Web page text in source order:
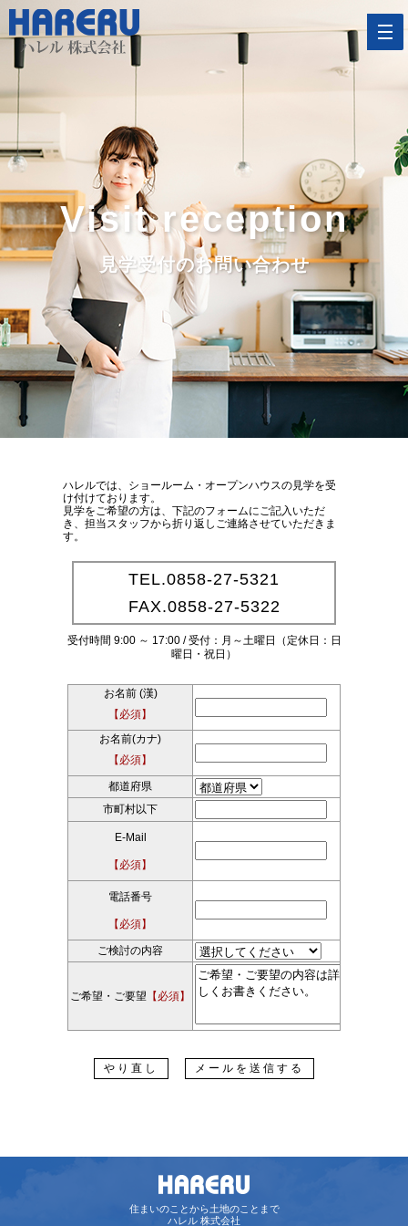
Visit reception
見学受付のお問い合わせ
ハレルでは、ショールーム・オープンハウスの見学を受
け付けております。
見学をご希望の方は、下記のフォームにご記入いただ
き、担当スタッフから折り返しご連絡させていただきま
す。
TEL.0858-27-5321
FAX.0858-27-5322
受付時間 9:00 ～ 17:00 / 受付：月～土曜日（定休日：日
曜日・祝日）
お名前 (漢)
【必須】
お名前(カナ)
【必須】
都道府県
市町村以下
E-Mail
【必須】
電話番号
【必須】
ご検討の内容
ご希望・ご要望 【必須】
住まいのことから土地のことまで
ハレル 株式会社